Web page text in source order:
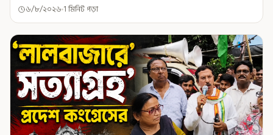
৬/৮/২০২৬ 1 মিনিট পড়া